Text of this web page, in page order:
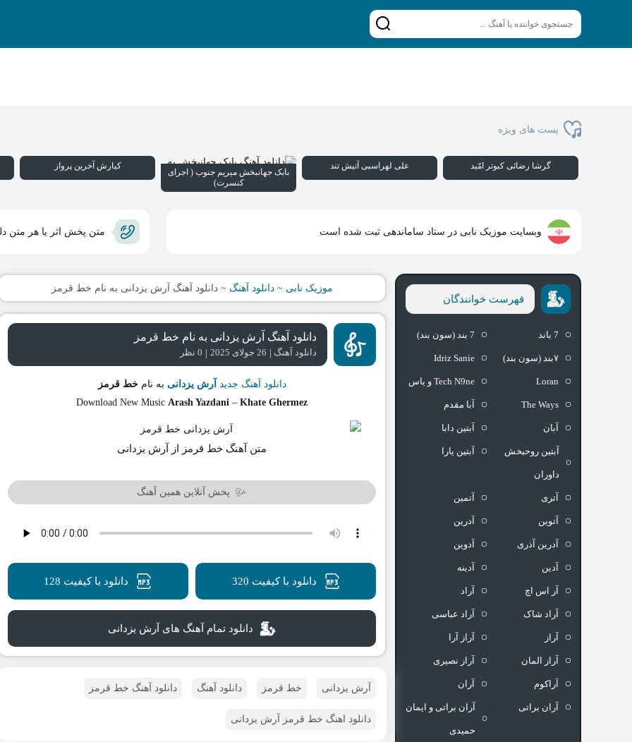
پست های ویژه
گرشا رضائی کبوتر امّید علی لهراسبی آتیش تند
بابک جهانبخش میریم جنوب ( اجرای
کنسرت)
کیارش آخرین پرواز
وبسایت موزیک نابی در ستاد ساماندهی ثبت شده است متن پخش اثر یا هر متن
موزیک نابی ~دانلود آهنگ ~دانلود آهنگ آرش یزدانی به نام خط قرمز
دانلود آهنگ آرش یزدانی به نام خط قرمز
دانلود آهنگ | 26 جولای 2025 | 0 نظر
دانلود آهنگ جدید آرش یزدانی به نامخط قرمز
Download New Music Arash Yazdani – Khate Ghermez
متن آهنگ خط قرمز از آرش یزدانی
پخش آنلاین همین آهنگ
دانلود با کیفیت 320 دانلود با کیفیت 128
دانلود تمام آهنگ های آرش یزدانی
آرش یزدانی خط قرمز دانلود آهنگ دانلود آهنگ خط قرمز
دانلود اهنگ خط قرمز آرش یزدانی
فهرست خوانندگان
7 باند 7 بند (سون بند)
۷بند (سون بند) Idriz Sanie
Loran Tech N9ne و یاس
The Ways آبا مقدم
آبان آبتین دابا
آبتین روحبخش
داوران
آبتین یارا
آتری آتمین
آتوین آدرین
آدرین آذری آدوین
آدین آدینه
آر اس اچ آراد
آراد شاک آراد عباسی
آراز آراز آرا
آراز المان آراز نصیری
آراکوم آران
آران براتی آران براتی و ایمان
حمیدی